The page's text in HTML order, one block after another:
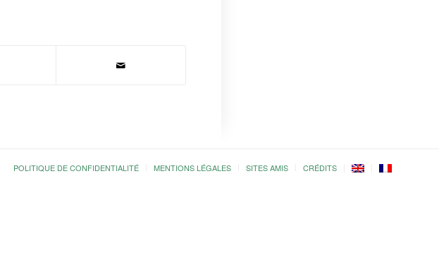
POLITIQUE DE CONFIDENTIALITÉ MENTIONS LÉGALES SITES AMIS CRÉDITS